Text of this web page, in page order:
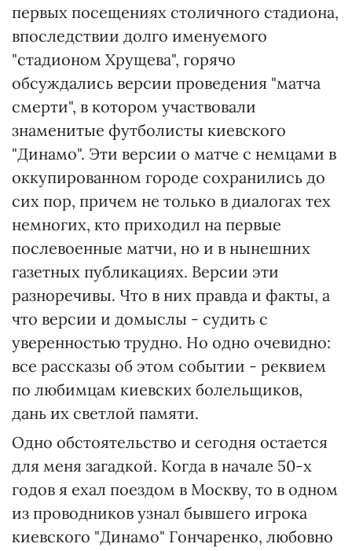
первых посещениях столичного стадиона,
впоследствии долго именуемого
"стадионом Хрущева", горячо
обсуждались версии проведения "матча
смерти", в котором участвовали
знаменитые футболисты киевского
"Динамо". Эти версии о матче с немцами в
оккупированном городе сохранились до
сих пор, причем не только в диалогах тех
немногих, кто приходил на первые
послевоенные матчи, но и в нынешних
газетных публикациях. Версии эти
разноречивы. Что в них правда и факты, а
что версии и домыслы - судить с
уверенностью трудно. Но одно очевидно:
все рассказы об этом событии - реквием
по любимцам киевских болельщиков,
дань их светлой памяти.
Одно обстоятельство и сегодня остается
для меня загадкой. Когда в начале 50-х
годов я ехал поездом в Москву, то в одном
из проводников узнал бывшего игрока
киевского "Динамо" Гончаренко, любовно